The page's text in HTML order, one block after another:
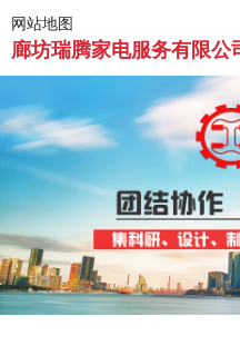
网站地图
廊坊瑞腾家电服务有限公